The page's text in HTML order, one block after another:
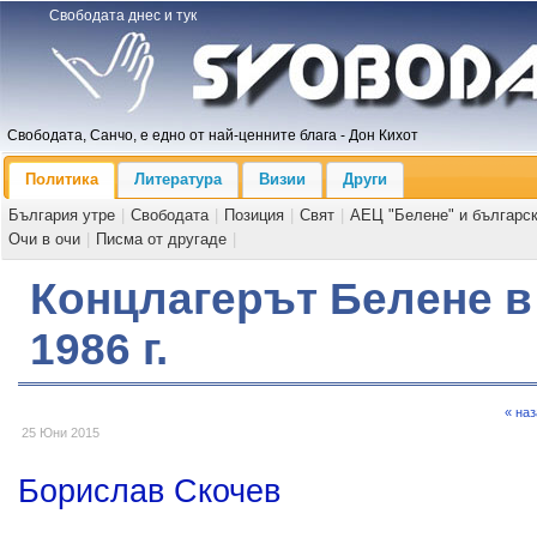
Свободата днес и тук
Свободата, Санчо, е едно от най-ценните блага - Дон Кихот
Политика Литература Визии
Други
България утре
Свободата Позиция Свят
АЕЦ "Белене" и
Очи в очи
Писма от другаде
Концлагерът Белене
1986 г.
25 Юни 2015
«
Борислав Скочев